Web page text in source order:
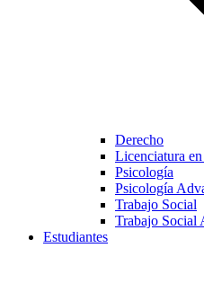
Derecho
Licenciatura
Psicología
Psicología
Trabajo Social
Trabajo Social
Estudiantes